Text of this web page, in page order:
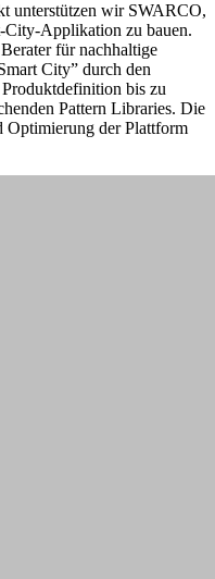
unterstützen wir SWARCO,
City-Applikation zu bauen.
für nachhaltige
City” durch den
bis zu
Pattern Libraries. Die
der Plattform